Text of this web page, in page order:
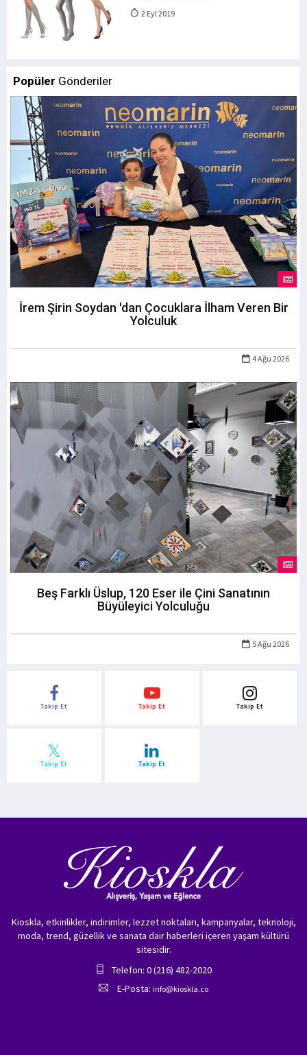
2 Eyl 2019
Popüler Gönderiler
İrem Şirin Soydan 'dan Çocuklara İlham Veren Bir
Yolculuk
4 Ağu 2026
Beş Farklı Üslup, 120 Eser ile Çini Sanatının
Büyüleyici Yolculuğu
5 Ağu 2026
Takip Et Takip Et Takip Et
Takip Et Takip Et
Kioskla, etkinlikler, indirimler, lezzet noktaları, kampanyalar, teknoloji,
moda, trend, güzellik ve sanata dair haberleri içeren yaşam kültürü
sitesidir.
Telefon: 0 (216) 482-2020
E-Posta: info@kioskla.co